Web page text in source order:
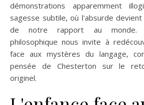
démonstrations apparemment
sagesse subtile, où l'absurde
de notre rapport au monde.
philosophique nous invite à
face aux mystères du langage,
pensée de Chesterton sur le
originel.